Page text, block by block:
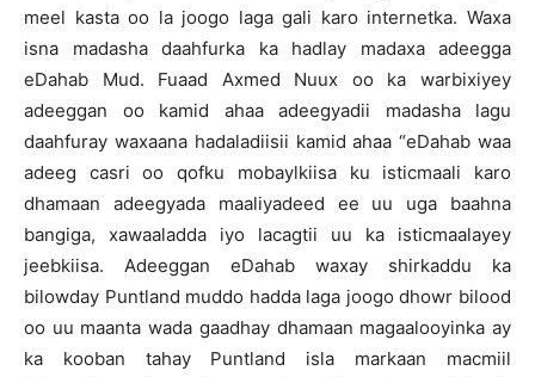
meel kasta oo la joogo laga gali karo internetka. Waxa
isna madasha daahfurka ka hadlay madaxa adeegga
eDahab Mud. Fuaad Axmed Nuux oo ka warbixiyey
adeeggan oo kamid ahaa adeegyadii madasha lagu
daahfuray waxaana hadaladiisii kamid ahaa “eDahab waa
adeeg casri oo qofku mobaylkiisa ku isticmaali karo
dhamaan adeegyada maaliyadeed ee uu uga baahna
bangiga, xawaaladda iyo lacagtii uu ka isticmaalayey
jeebkiisa. Adeeggan eDahab waxay shirkaddu ka
bilowday Puntland muddo hadda laga joogo dhowr bilood
oo uu maanta wada gaadhay dhamaan magaalooyinka ay
ka kooban tahay Puntland isla markaan macmiil